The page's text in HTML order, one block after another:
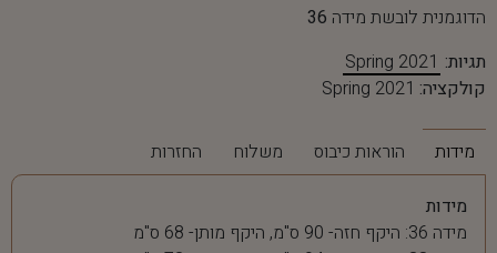
הדוגמנית לובשת מידה 36
תגיות: Spring 2021
קולקציה: Spring 2021
מידות הוראות כיבוס משלוח החזרות
מידות
מידה 36: היקף חזה- 90 ס"מ, היקף מותן- 68 ס"מ